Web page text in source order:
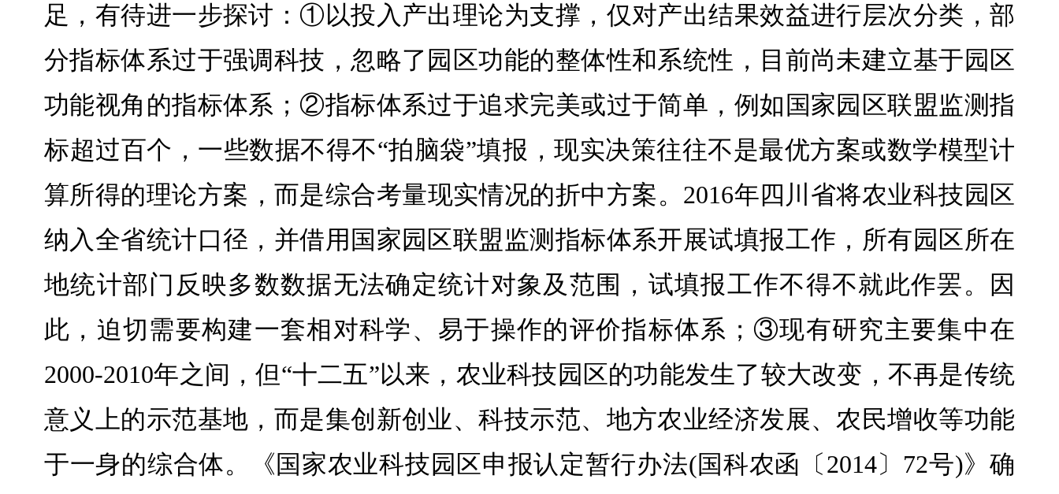
足，有待进一步探讨：①以投入产出理论为支撑，仅对产出结果效益进行层次分类，部
分指标体系过于强调科技，忽略了园区功能的整体性和系统性，目前尚未建立基于园区
功能视角的指标体系；②指标体系过于追求完美或过于简单，例如国家园区联盟监测指
标超过百个，一些数据不得不“拍脑袋”填报，现实决策往往不是最优方案或数学模型计
算所得的理论方案，而是综合考量现实情况的折中方案。2016年四川省将农业科技园区
纳入全省统计口径，并借用国家园区联盟监测指标体系开展试填报工作，所有园区所在
地统计部门反映多数数据无法确定统计对象及范围，试填报工作不得不就此作罢。因
此，迫切需要构建一套相对科学、易于操作的评价指标体系；③现有研究主要集中在
2000-2010年之间，但“十二五”以来，农业科技园区的功能发生了较大改变，不再是传统
意义上的示范基地，而是集创新创业、科技示范、地方农业经济发展、农民增收等功能
于一身的综合体。《国家农业科技园区申报认定暂行办法(国科农函〔2014〕72号)》确